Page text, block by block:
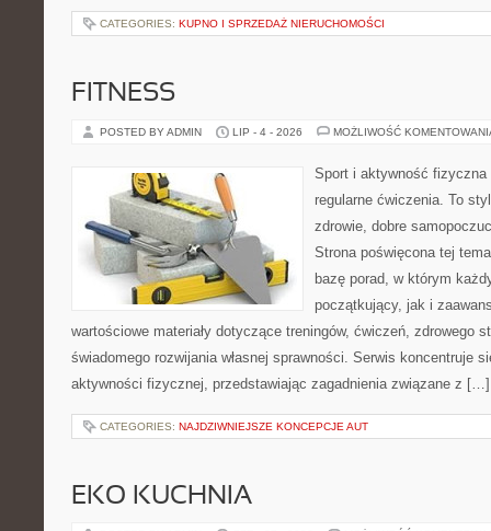
CATEGORIES: KUPNO I SPRZEDAŻ NIERUCHOMOŚCI
FITNESS
POSTED BY ADMIN LIP - 4 - 2026 MOŻLIWOŚĆ
Sport i aktywność
regularne ćwiczenia. To
zdrowie, dobre
Strona poświęcona tej
bazę porad, w którym
początkujący, jak i
wartościowe materiały dotyczące treningów, ćwiczeń, zdrowego
świadomego rozwijania własnej sprawności. Serwis koncentruje
aktywności fizycznej, przedstawiając zagadnienia związane z […]
CATEGORIES: NAJDZIWNIEJSZE KONCEPCJE AUT
EKO KUCHNIA